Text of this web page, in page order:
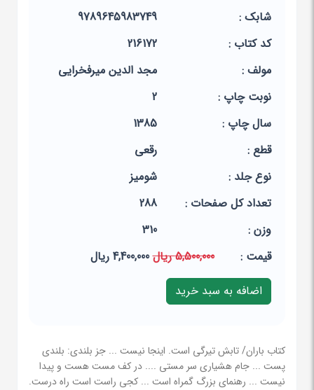
شابک :
9789645983749
کد کتاب :
216172
مولف :
مجد الدین میرفخرایی
نوبت چاپ :
2
سال چاپ :
1385
قطع :
رقعی
نوع جلد :
شومیز
تعداد کل صفحات :
288
وزن :
310
قيمت :
5,500,000 ریال 4,400,000 ریال
کتاب باران/ تابش تیرگی است. اینجا نیست ... جز بلندی: بلندی
پست ... جام هشیاری سر مستی .... در کف مست هست و پیدا
نیست ... رهنمای بزرگ گمراه است ... کجی راست است راه درست.